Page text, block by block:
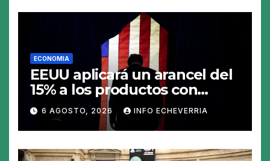
ECONOMIA
EEUU aplicará un arancel del
15% a los productos con
polisilicio para frenar el
avance de China
6 AGOSTO, 2026 INFO ECHEVERRIA